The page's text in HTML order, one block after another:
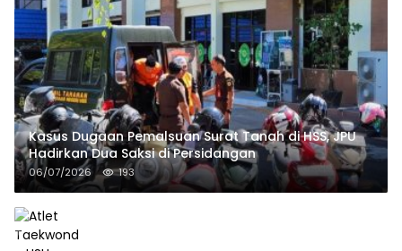
Kasus Dugaan Pemalsuan Surat Tanah di HSS, JPU
Hadirkan Dua Saksi di Persidangan
06/07/2026 193